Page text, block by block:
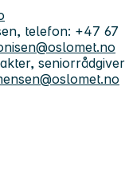
telefon: +47 67
seniorrådgiver